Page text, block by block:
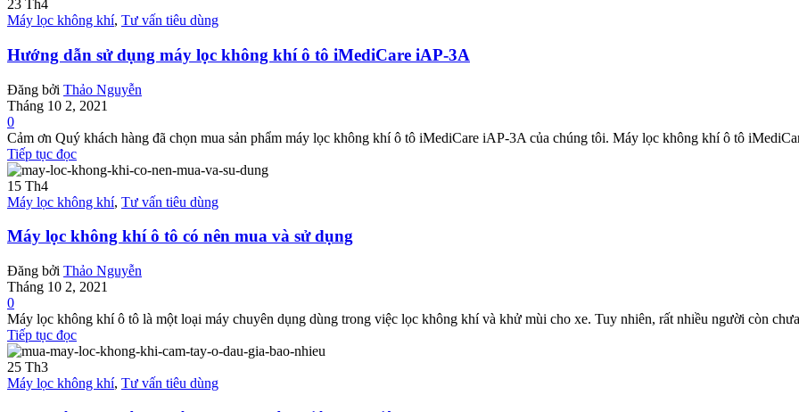
23 Th4
Máy lọc không khí, Tư vấn tiêu dùng
Hướng dẫn sử dụng máy lọc không khí ô tô iMediCare iAP-3A
Đăng bởi Thảo Nguyễn
Tháng 10 2, 2021
0
Cảm ơn Quý khách hàng đã chọn mua sản phẩm máy lọc không khí ô tô iMediCare iAP-3A của chúng tôi. Máy lọc không khí ô tô
Tiếp tục đọc
15 Th4
Máy lọc không khí, Tư vấn tiêu dùng
Máy lọc không khí ô tô có nên mua và sử dụng
Đăng bởi Thảo Nguyễn
Tháng 10 2, 2021
0
Máy lọc không khí ô tô là một loại máy chuyên dụng dùng trong việc lọc không khí và khử mùi cho xe. Tuy nhiên, rất nhiều người còn
Tiếp tục đọc
25 Th3
Máy lọc không khí, Tư vấn tiêu dùng